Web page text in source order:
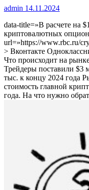
admin 14.11.2024
data-title=»В расчете на
криптовалютных
url=»https://www.rbc.ru/
> Вконтакте
Что происходит на
Трейдеры поставили $3
тыс. к концу 2024 года
стоимость главной
года. На что нужно